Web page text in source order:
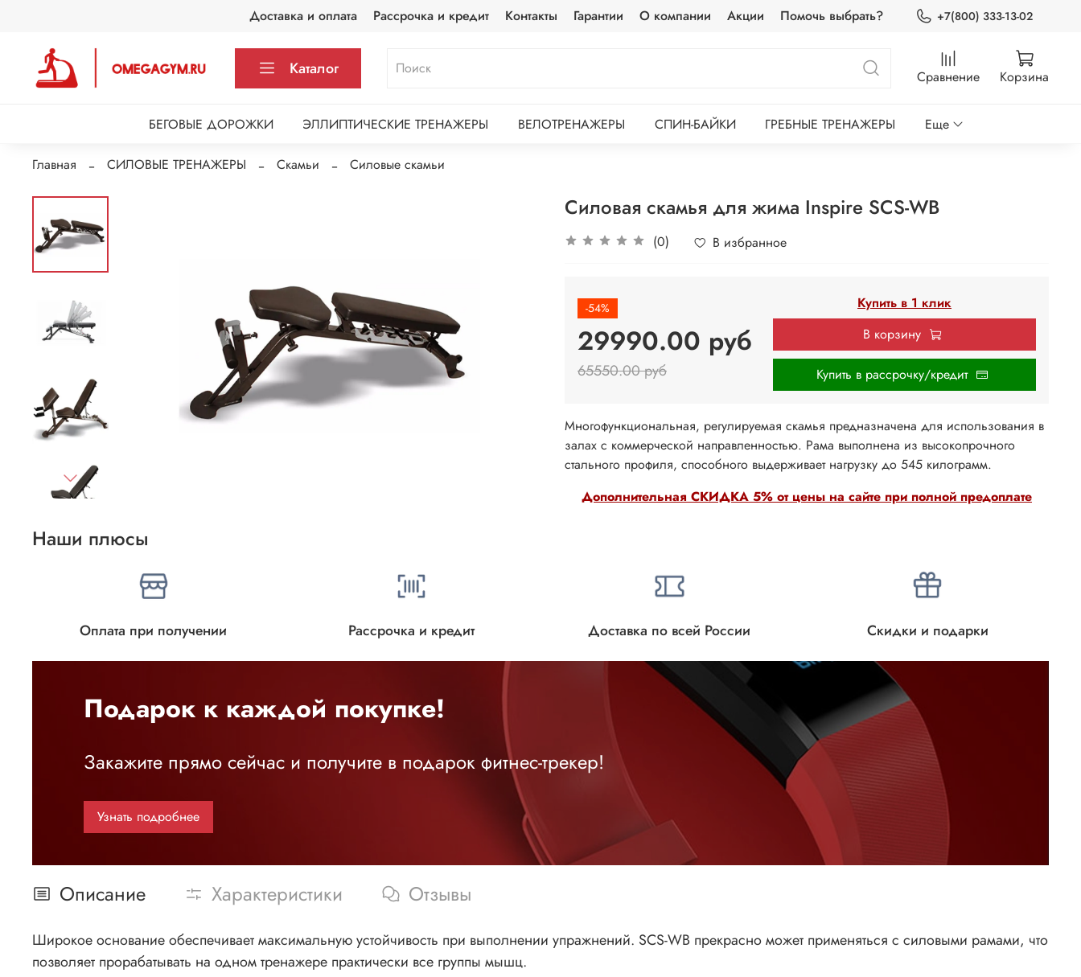
Доставка и оплата Рассрочка и кредит Контакты Гарантии О компании Акции Помочь выбрать? +7(800) 333-13-02
Каталог Сравнение Корзина
БЕГОВЫЕ ДОРОЖКИ ЭЛЛИПТИЧЕСКИЕ ТРЕНАЖЕРЫ ВЕЛОТРЕНАЖЕРЫ СПИН-БАЙКИ ГРЕБНЫЕ ТРЕНАЖЕРЫ Еще
Главная СИЛОВЫЕ ТРЕНАЖЕРЫ Скамьи Силовые скамьи
Силовая скамья для жима Inspire SCS-WB
(0) В избранное
-54%
29990.00 руб
65550.00 руб
Купить в 1 клик
В корзину
Купить в рассрочку/кредит
Дополнительная СКИДКА 5% от цены на сайте при полной предоплате
Многофункциональная, регулируемая скамья предназначена для использования в
залах с коммерческой направленностью. Рама выполнена из высокопрочного
стального профиля, способного выдерживает нагрузку до 545 килограмм.
Наши плюсы
Оплата при получении Рассрочка и кредит Доставка по всей России Скидки и подарки
Подарок к каждой покупке!
Закажите прямо сейчас и получите в подарок фитнес-трекер!
Узнать подробнее
Описание Характеристики Отзывы
Широкое основание обеспечивает максимальную устойчивость при выполнении упражнений. SCS-WB прекрасно может применяться с силовыми рамами, что
позволяет прорабатывать на одном тренажере практически все группы мышц.